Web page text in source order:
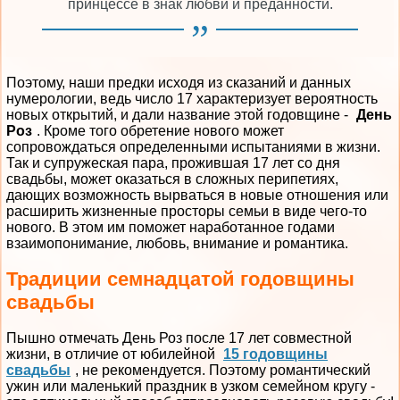
принцессе в знак любви и преданности.
Поэтому, наши предки исходя из сказаний и данных
нумерологии, ведь число 17 характеризует вероятность
новых открытий, и дали название этой годовщине - День
Роз . Кроме того обретение нового может
сопровождаться определенными испытаниями в жизни.
Так и супружеская пара, прожившая 17 лет со дня
свадьбы, может оказаться в сложных перипетиях,
дающих возможность вырваться в новые отношения или
расширить жизненные просторы семьи в виде чего-то
нового. В этом им поможет наработанное годами
взаимопонимание, любовь, внимание и романтика.
Традиции семнадцатой годовщины
свадьбы
Пышно отмечать День Роз после 17 лет совместной
жизни, в отличие от юбилейной
15 годовщины
свадьбы , не рекомендуется. Поэтому романтический
ужин или маленький праздник в узком семейном кругу -